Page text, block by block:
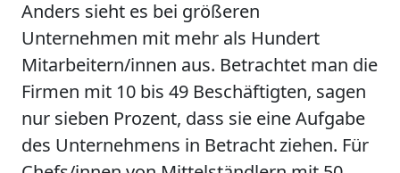
Anders sieht es bei größeren
Unternehmen mit mehr als Hundert
Mitarbeitern/innen aus. Betrachtet man die
Firmen mit 10 bis 49 Beschäftigten, sagen
nur sieben Prozent, dass sie eine Aufgabe
des Unternehmens in Betracht ziehen. Für